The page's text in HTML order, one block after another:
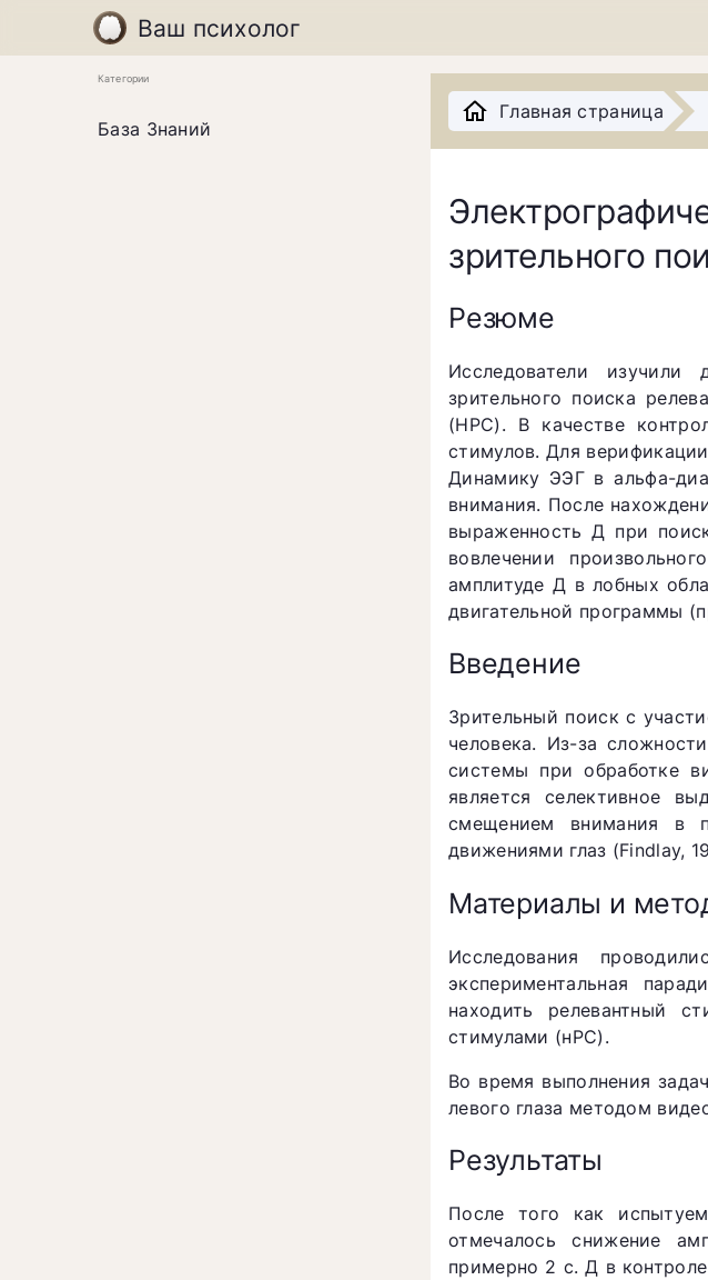
Ваш психолог
Категории
База Знаний
Главная страница
зрительного
Резюме
Исследователи
зрительного поиска
(НРС). В качестве
стимулов. Для
Динамику ЭЭГ в альфа-
внимания. После
выраженность Д при
вовлечении
амплитуде Д в лобных
двигательной программы
Введение
Зрительный поиск с
человека. Из-за
системы при обработке
является селективное
смещением внимания в
движениями глаз (Findlay,
Материалы и
Исследования
экспериментальная
находить релевантный
стимулами (нРС).
Во время выполнения
левого глаза методом
Результаты
После того как
отмечалось снижение
примерно 2 с. Д в